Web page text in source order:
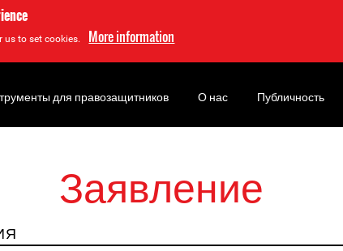
us to set cookies. More information
Заявление
для правозащитников О нас Публичность